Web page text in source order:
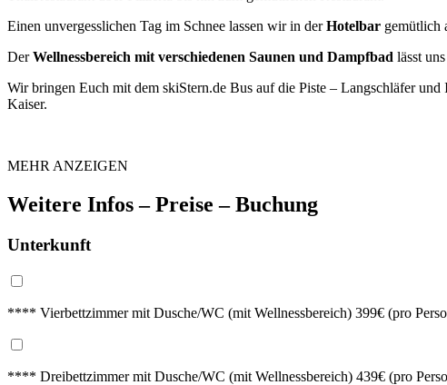
Einen unvergesslichen Tag im Schnee lassen wir in derHotelbar gemütlich
DerWellnessbereich mit verschiedenen Saunen und Dampfbad lässt
Wir bringen Euch mit dem skiStern.de Bus auf die Piste – Langschläfer
Kaiser.
MEHR ANZEIGEN
Weitere Infos – Preise – Buchung
Unterkunft
**** Vierbettzimmer mit Dusche/WC (mit Wellnessbereich) 399€ (pro
**** Dreibettzimmer mit Dusche/WC (mit Wellnessbereich) 439€ (pro